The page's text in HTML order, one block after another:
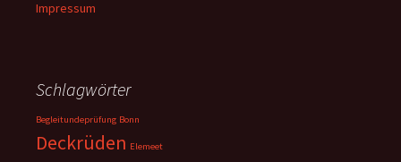
Impressum
Schlagwörter
Begleitundeprüfung Bonn
Deckrüden Elemeet